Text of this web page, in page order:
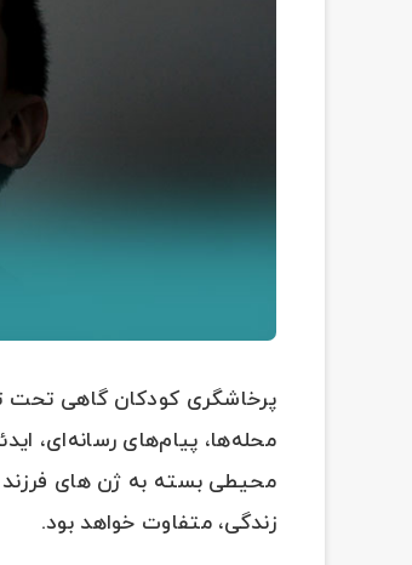
پرخاشگری کودکان گاهی تحت
محله‌ها، پیام‌های رسانه‌ای،
محیطی بسته به ژن های فرزند
زندگی، متفاوت خواهد بود.